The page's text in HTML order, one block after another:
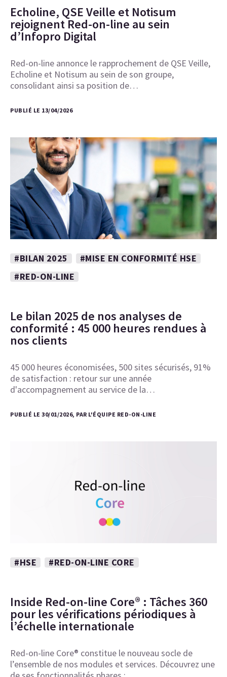
Echoline, QSE Veille et Notisum
rejoignent Red-on-line au sein
d’Infopro Digital
Red-on-line annonce le rapprochement de QSE Veille,
Echoline et Notisum au sein de son groupe,
consolidant ainsi sa position de…
PUBLIÉ LE 13/04/2026
#BILAN 2025
#MISE EN CONFORMITÉ HSE
#RED-ON-LINE
Le bilan 2025 de nos analyses de
conformité : 45 000 heures rendues à
nos clients
45 000 heures économisées, 500 sites sécurisés, 91%
de satisfaction : retour sur une année
d'accompagnement au service de la…
PUBLIÉ LE 30/01/2026, PAR L'ÉQUIPE RED-ON-LINE
#HSE #RED-ON-LINE CORE
Inside Red-on-line Core® : Tâches 360
pour les vérifications périodiques à
l’échelle internationale
Red-on-line Core® constitue le nouveau socle de
l’ensemble de nos modules et services. Découvrez une